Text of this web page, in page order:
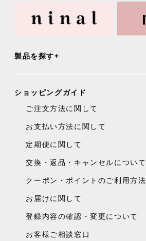
製品を探す
ショッピングガイド
ご注文方法に関して
お支払い方法に関して
定期便に関して
交換・返品・キャンセルについて
クーポン・ポイントのご利用方法
お届けに関して
登録内容の確認・変更について
お客様ご相談窓口